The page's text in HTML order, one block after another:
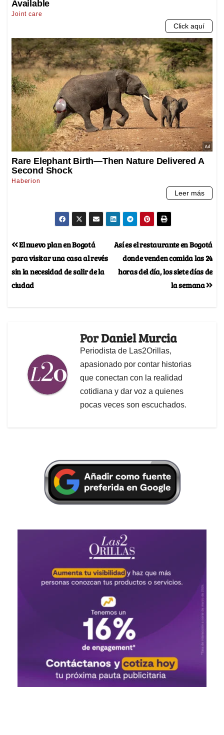
Así es el restaurante en Bogotá
donde venden comida las 24
horas del día, los siete días de
la semana
El nuevo plan en Bogotá
para visitar una casa al revés
sin la necesidad de salir de la
ciudad
PorDaniel Murcia
Periodista de Las2Orillas,
apasionado por contar historias
que conectan con la realidad
cotidiana y dar voz a quienes
pocas veces son escuchados.